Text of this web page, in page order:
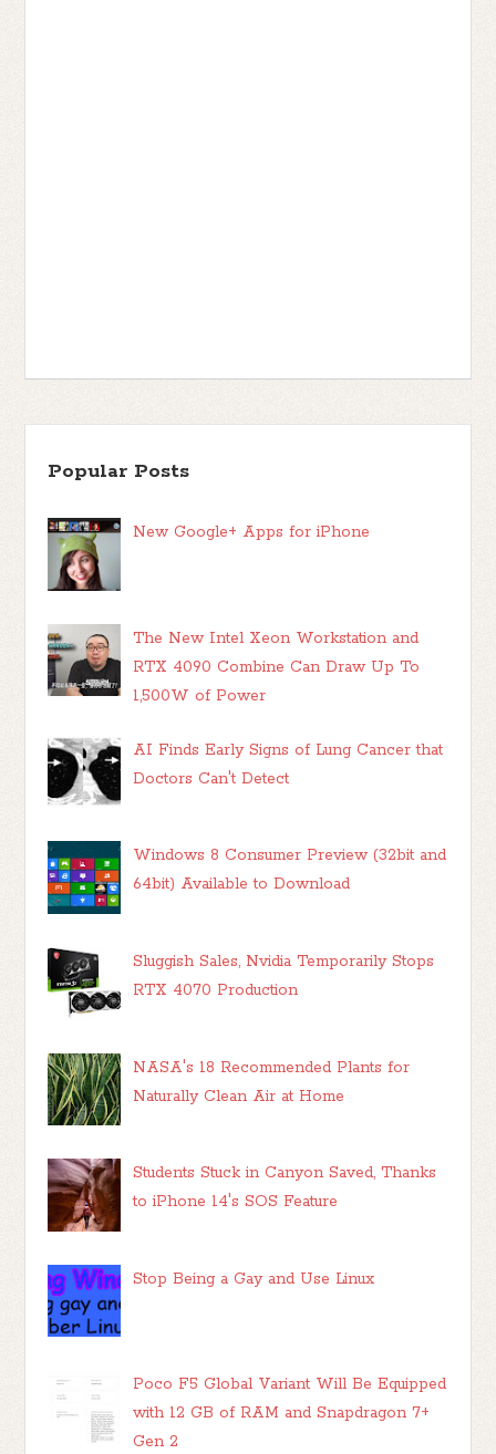
Popular Posts
New Google+ Apps for iPhone
The New Intel Xeon Workstation and
RTX 4090 Combine Can Draw Up To
1,500W of Power
AI Finds Early Signs of Lung Cancer that
Doctors Can't Detect
Windows 8 Consumer Preview (32bit and
64bit) Available to Download
Sluggish Sales, Nvidia Temporarily Stops
RTX 4070 Production
NASA's 18 Recommended Plants for
Naturally Clean Air at Home
Students Stuck in Canyon Saved, Thanks
to iPhone 14's SOS Feature
Stop Being a Gay and Use Linux
Poco F5 Global Variant Will Be Equipped
with 12 GB of RAM and Snapdragon 7+
Gen 2